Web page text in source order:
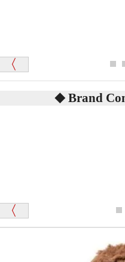
体をねかせたりおこし
記載しておりますので
ディベアがいます。
「スクエーカー内蔵」と
探してみてください。
「商品説明が細やか
「前に買ったことが
Brand